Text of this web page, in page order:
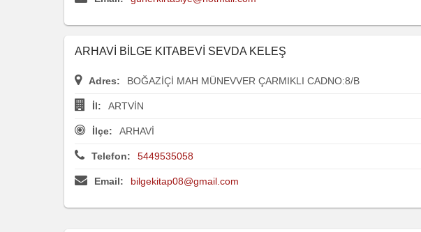
ARHAVİ BİLGE KITABEVİ SEVDA KELEŞ
Adres: BOĞAZİÇİ MAH MÜNEVVER ÇARMIKLI CADNO:8/B
İl: ARTVİN
İlçe: ARHAVİ
Telefon: 5449535058
Email: bilgekitap08@gmail.com